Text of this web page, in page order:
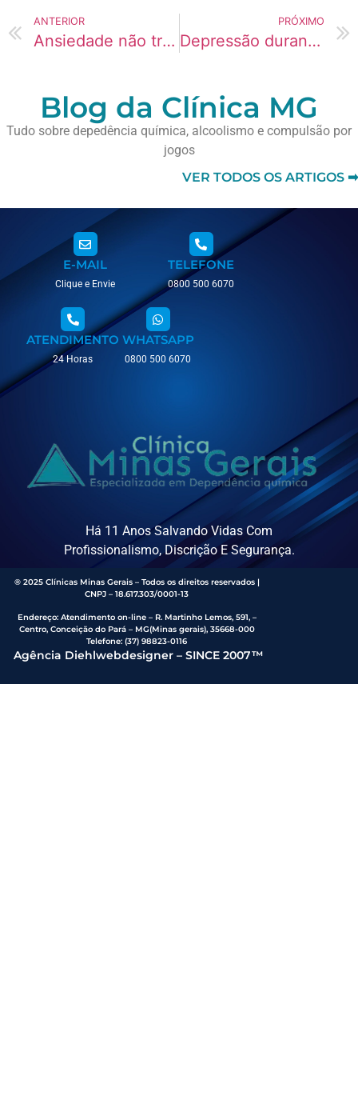
ANTERIOR
Ansiedade não tratada e abuso de álcool
PRÓXIMO
Depressão durante o processo de abstinência
Blog da Clínica MG
Tudo sobre depedência química, alcoolismo e compulsão por
jogos
VER TODOS OS ARTIGOS ➡
E-MAIL
Clique e Envie
TELEFONE
0800 500 6070
ATENDIMENTO
24 Horas
WHATSAPP
0800 500 6070
Há 11 Anos Salvando Vidas Com
Profissionalismo, Discrição E Segurança.
® 2025 Clínicas Minas Gerais – Todos os direitos reservados |
CNPJ – 18.617.303/0001-13
Endereço: Atendimento on-line – R. Martinho Lemos, 591, –
Centro, Conceição do Pará – MG(Minas gerais), 35668-000
Telefone:(37) 98823-0116
Agência Diehlwebdesigner – SINCE 2007™